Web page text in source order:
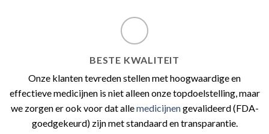
BESTE KWALITEIT
Onze klanten tevreden stellen met hoogwaardige en
effectieve medicijnen is niet alleen onze topdoelstelling, maar
we zorgen er ook voor dat allemedicijnengevalideerd (FDA-
goedgekeurd) zijn met standaard en transparantie.